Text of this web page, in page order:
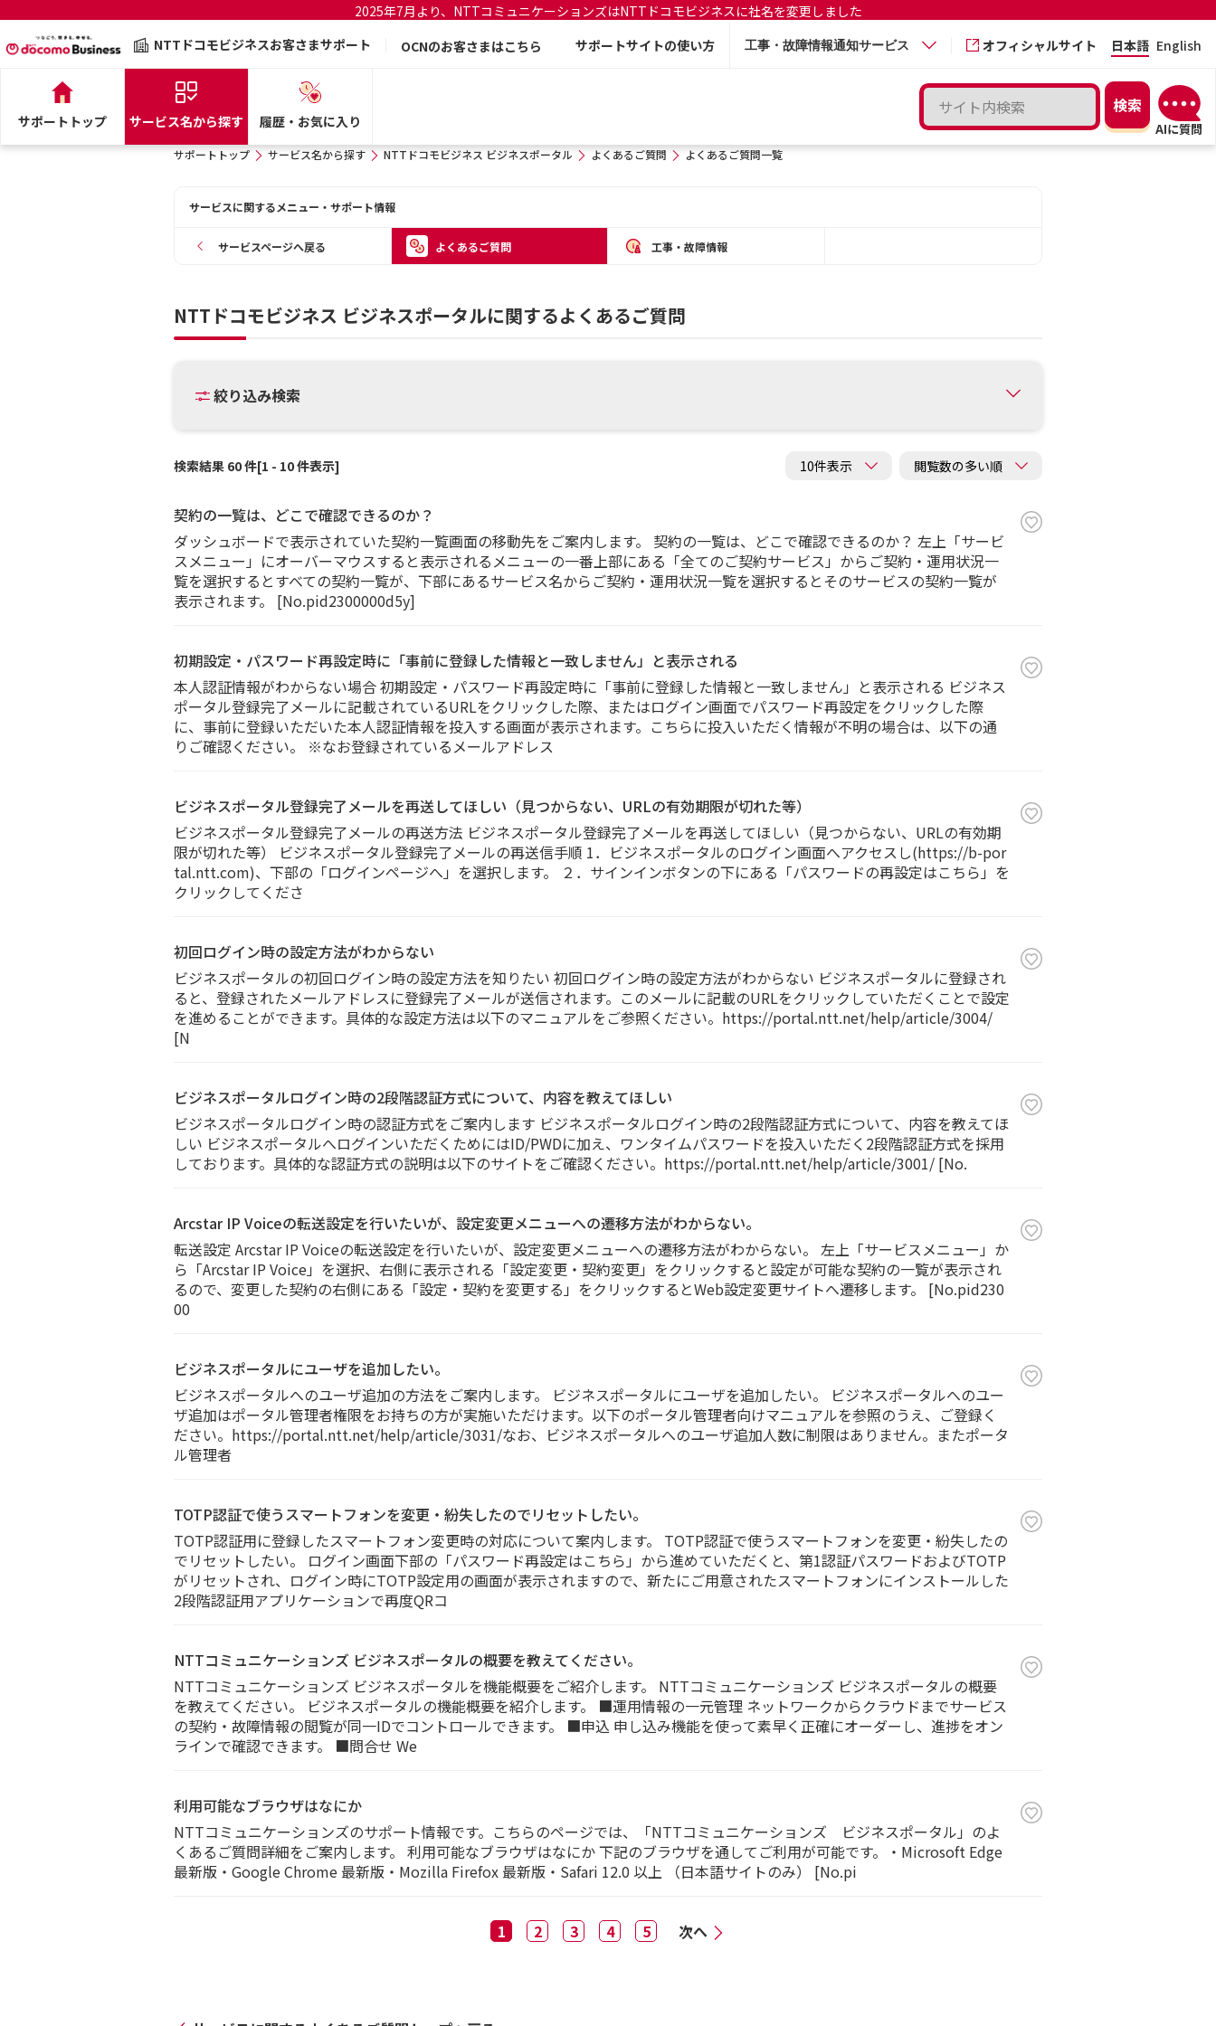
2025年7月より、NTTコミュニケーションズはNTTドコモビジネスに社名を変更しました
NTTドコモビジネスお客さまサポート
OCNのお客さまはこちら サポートサイトの使い方 工事・故障情報通知サービス オフィシャルサイト 日本語 English
サポートトップ サービス名から探す 履歴・お気に入り
サポートトップ サービス名から探す NTTドコモビジネス ビジネスポータル よくあるご質問 よくあるご質問一覧
サービスに関するメニュー・サポート情報
サービスページへ戻る よくあるご質問 工事・故障情報
NTTドコモビジネス ビジネスポータルに関するよくあるご質問
絞り込み検索
検索結果 60 件[1 - 10 件表示]
契約の一覧は、どこで確認できるのか？
ダッシュボードで表示されていた契約一覧画面の移動先をご案内します。 契約の一覧は、どこで確認できるのか？ 左上「サービ
スメニュー」にオーバーマウスすると表示されるメニューの一番上部にある「全てのご契約サービス」からご契約・運用状況一
覧を選択するとすべての契約一覧が、下部にあるサービス名からご契約・運用状況一覧を選択するとそのサービスの契約一覧が
表示されます。 [No.pid2300000d5y]
初期設定・パスワード再設定時に「事前に登録した情報と一致しません」と表示される
本人認証情報がわからない場合 初期設定・パスワード再設定時に「事前に登録した情報と一致しません」と表示される ビジネス
ポータル登録完了メールに記載されているURLをクリックした際、またはログイン画面でパスワード再設定をクリックした際
に、事前に登録いただいた本人認証情報を投入する画面が表示されます。こちらに投入いただく情報が不明の場合は、以下の通
りご確認ください。 ※なお登録されているメールアドレス
ビジネスポータル登録完了メールを再送してほしい（見つからない、URLの有効期限が切れた等）
ビジネスポータル登録完了メールの再送方法 ビジネスポータル登録完了メールを再送してほしい（見つからない、URLの有効期
限が切れた等） ビジネスポータル登録完了メールの再送信手順 1．ビジネスポータルのログイン画面へアクセスし(https://b-por
tal.ntt.com)、下部の「ログインページへ」を選択します。 ２．サインインボタンの下にある「パスワードの再設定はこちら」を
クリックしてくださ
初回ログイン時の設定方法がわからない
ビジネスポータルの初回ログイン時の設定方法を知りたい 初回ログイン時の設定方法がわからない ビジネスポータルに登録され
ると、登録されたメールアドレスに登録完了メールが送信されます。このメールに記載のURLをクリックしていただくことで設定
を進めることができます。具体的な設定方法は以下のマニュアルをご参照ください。https://portal.ntt.net/help/article/3004/
[N
ビジネスポータルログイン時の2段階認証方式について、内容を教えてほしい
ビジネスポータルログイン時の認証方式をご案内します ビジネスポータルログイン時の2段階認証方式について、内容を教えてほ
しい ビジネスポータルへログインいただくためにはID/PWDに加え、ワンタイムパスワードを投入いただく2段階認証方式を採用
しております。具体的な認証方式の説明は以下のサイトをご確認ください。https://portal.ntt.net/help/article/3001/ [No.
Arcstar IP Voiceの転送設定を行いたいが、設定変更メニューへの遷移方法がわからない。
転送設定 Arcstar IP Voiceの転送設定を行いたいが、設定変更メニューへの遷移方法がわからない。 左上「サービスメニュー」か
ら「Arcstar IP Voice」を選択、右側に表示される「設定変更・契約変更」をクリックすると設定が可能な契約の一覧が表示され
るので、変更した契約の右側にある「設定・契約を変更する」をクリックするとWeb設定変更サイトへ遷移します。 [No.pid230
00
ビジネスポータルにユーザを追加したい。
ビジネスポータルへのユーザ追加の方法をご案内します。 ビジネスポータルにユーザを追加したい。 ビジネスポータルへのユー
ザ追加はポータル管理者権限をお持ちの方が実施いただけます。以下のポータル管理者向けマニュアルを参照のうえ、ご登録く
ださい。https://portal.ntt.net/help/article/3031/なお、ビジネスポータルへのユーザ追加人数に制限はありません。またポータ
ル管理者
TOTP認証で使うスマートフォンを変更・紛失したのでリセットしたい。
TOTP認証用に登録したスマートフォン変更時の対応について案内します。 TOTP認証で使うスマートフォンを変更・紛失したの
でリセットしたい。 ログイン画面下部の「パスワード再設定はこちら」から進めていただくと、第1認証パスワードおよびTOTP
がリセットされ、ログイン時にTOTP設定用の画面が表示されますので、新たにご用意されたスマートフォンにインストールした
2段階認証用アプリケーションで再度QRコ
NTTコミュニケーションズ ビジネスポータルの概要を教えてください。
NTTコミュニケーションズ ビジネスポータルを機能概要をご紹介します。 NTTコミュニケーションズ ビジネスポータルの概要
を教えてください。 ビジネスポータルの機能概要を紹介します。 ■運用情報の一元管理 ネットワークからクラウドまでサービス
の契約・故障情報の閲覧が同一IDでコントロールできます。 ■申込 申し込み機能を使って素早く正確にオーダーし、進捗をオン
ラインで確認できます。 ■問合せ We
利用可能なブラウザはなにか
NTTコミュニケーションズのサポート情報です。こちらのページでは、「NTTコミュニケーションズ ビジネスポータル」のよ
くあるご質問詳細をご案内します。 利用可能なブラウザはなにか 下記のブラウザを通してご利用が可能です。・Microsoft Edge
最新版・Google Chrome 最新版・Mozilla Firefox 最新版・Safari 12.0 以上 （日本語サイトのみ） [No.pi
1 2 3 4 5 次へ